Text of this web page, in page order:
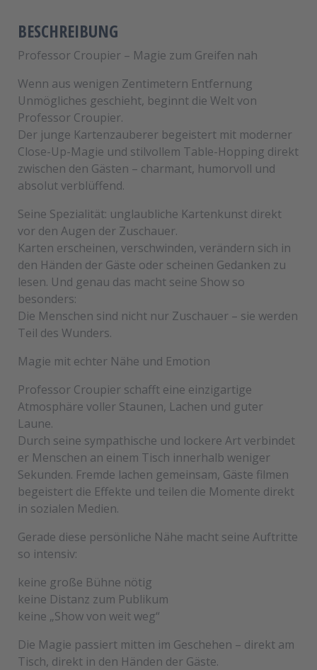
BESCHREIBUNG
Professor Croupier – Magie zum Greifen nah
Wenn aus wenigen Zentimetern Entfernung
Unmögliches geschieht, beginnt die Welt von
Professor Croupier.
Der junge Kartenzauberer begeistert mit moderner
Close-Up-Magie und stilvollem Table-Hopping direkt
zwischen den Gästen – charmant, humorvoll und
absolut verblüffend.
Seine Spezialität: unglaubliche Kartenkunst direkt
vor den Augen der Zuschauer.
Karten erscheinen, verschwinden, verändern sich in
den Händen der Gäste oder scheinen Gedanken zu
lesen. Und genau das macht seine Show so
besonders:
Die Menschen sind nicht nur Zuschauer – sie werden
Teil des Wunders.
Magie mit echter Nähe und Emotion
Professor Croupier schafft eine einzigartige
Atmosphäre voller Staunen, Lachen und guter
Laune.
Durch seine sympathische und lockere Art verbindet
er Menschen an einem Tisch innerhalb weniger
Sekunden. Fremde lachen gemeinsam, Gäste filmen
begeistert die Effekte und teilen die Momente direkt
in sozialen Medien.
Gerade diese persönliche Nähe macht seine Auftritte
so intensiv:
keine große Bühne nötig
keine Distanz zum Publikum
keine „Show von weit weg“
Die Magie passiert mitten im Geschehen – direkt am
Tisch, direkt in den Händen der Gäste.